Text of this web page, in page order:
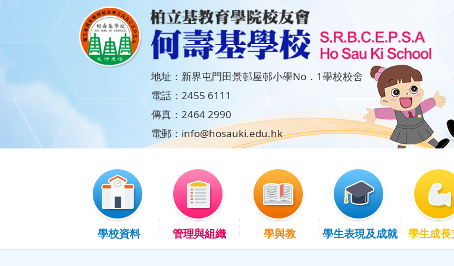
地址：新界屯門田景邨屋邨小學No．1學校校舍
電話：2455 6111
傳真：2464 2990
電郵：info@hosauki.edu.hk
學校資料 管理與組織 學與教 學生表現及成就 學生成長